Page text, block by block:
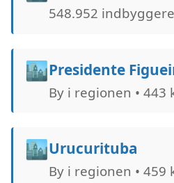
548.952
🏙️Presidente
By i regionen • 443
🏙️Urucurituba
By i regionen • 459